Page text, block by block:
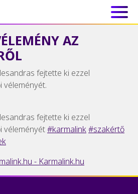
AZ
fejtette ki ezzel
véleményét.
fejtette ki ezzel
véleményét#karmalink#szakértő
- Karmalink.hu